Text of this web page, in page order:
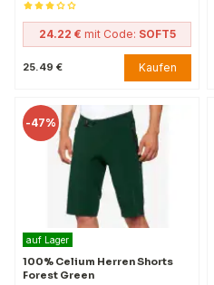
24.22 € mit Code: SOFT5
25.49 € Kaufen
-47%
auf Lager
100% Celium Herren Shorts
Forest Green